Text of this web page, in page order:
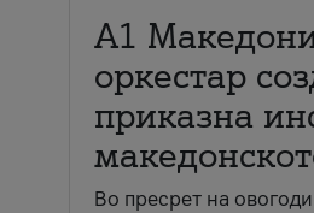
А1
оркестар
приказна
Во пресрет на